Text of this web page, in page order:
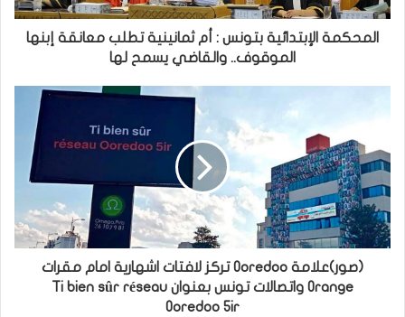
المحكمة الإبتدائية بتونس : أم ثمانينية تطلب معانقة إبنها
الموقوف.. والقاضي يسمح لها
(صور)علامة Ooredoo تركز لافتات اشهارية امام مقرات
Orange واتصالات تونس بعنوان Ti bien sûr réseau
Ooredoo 5ir